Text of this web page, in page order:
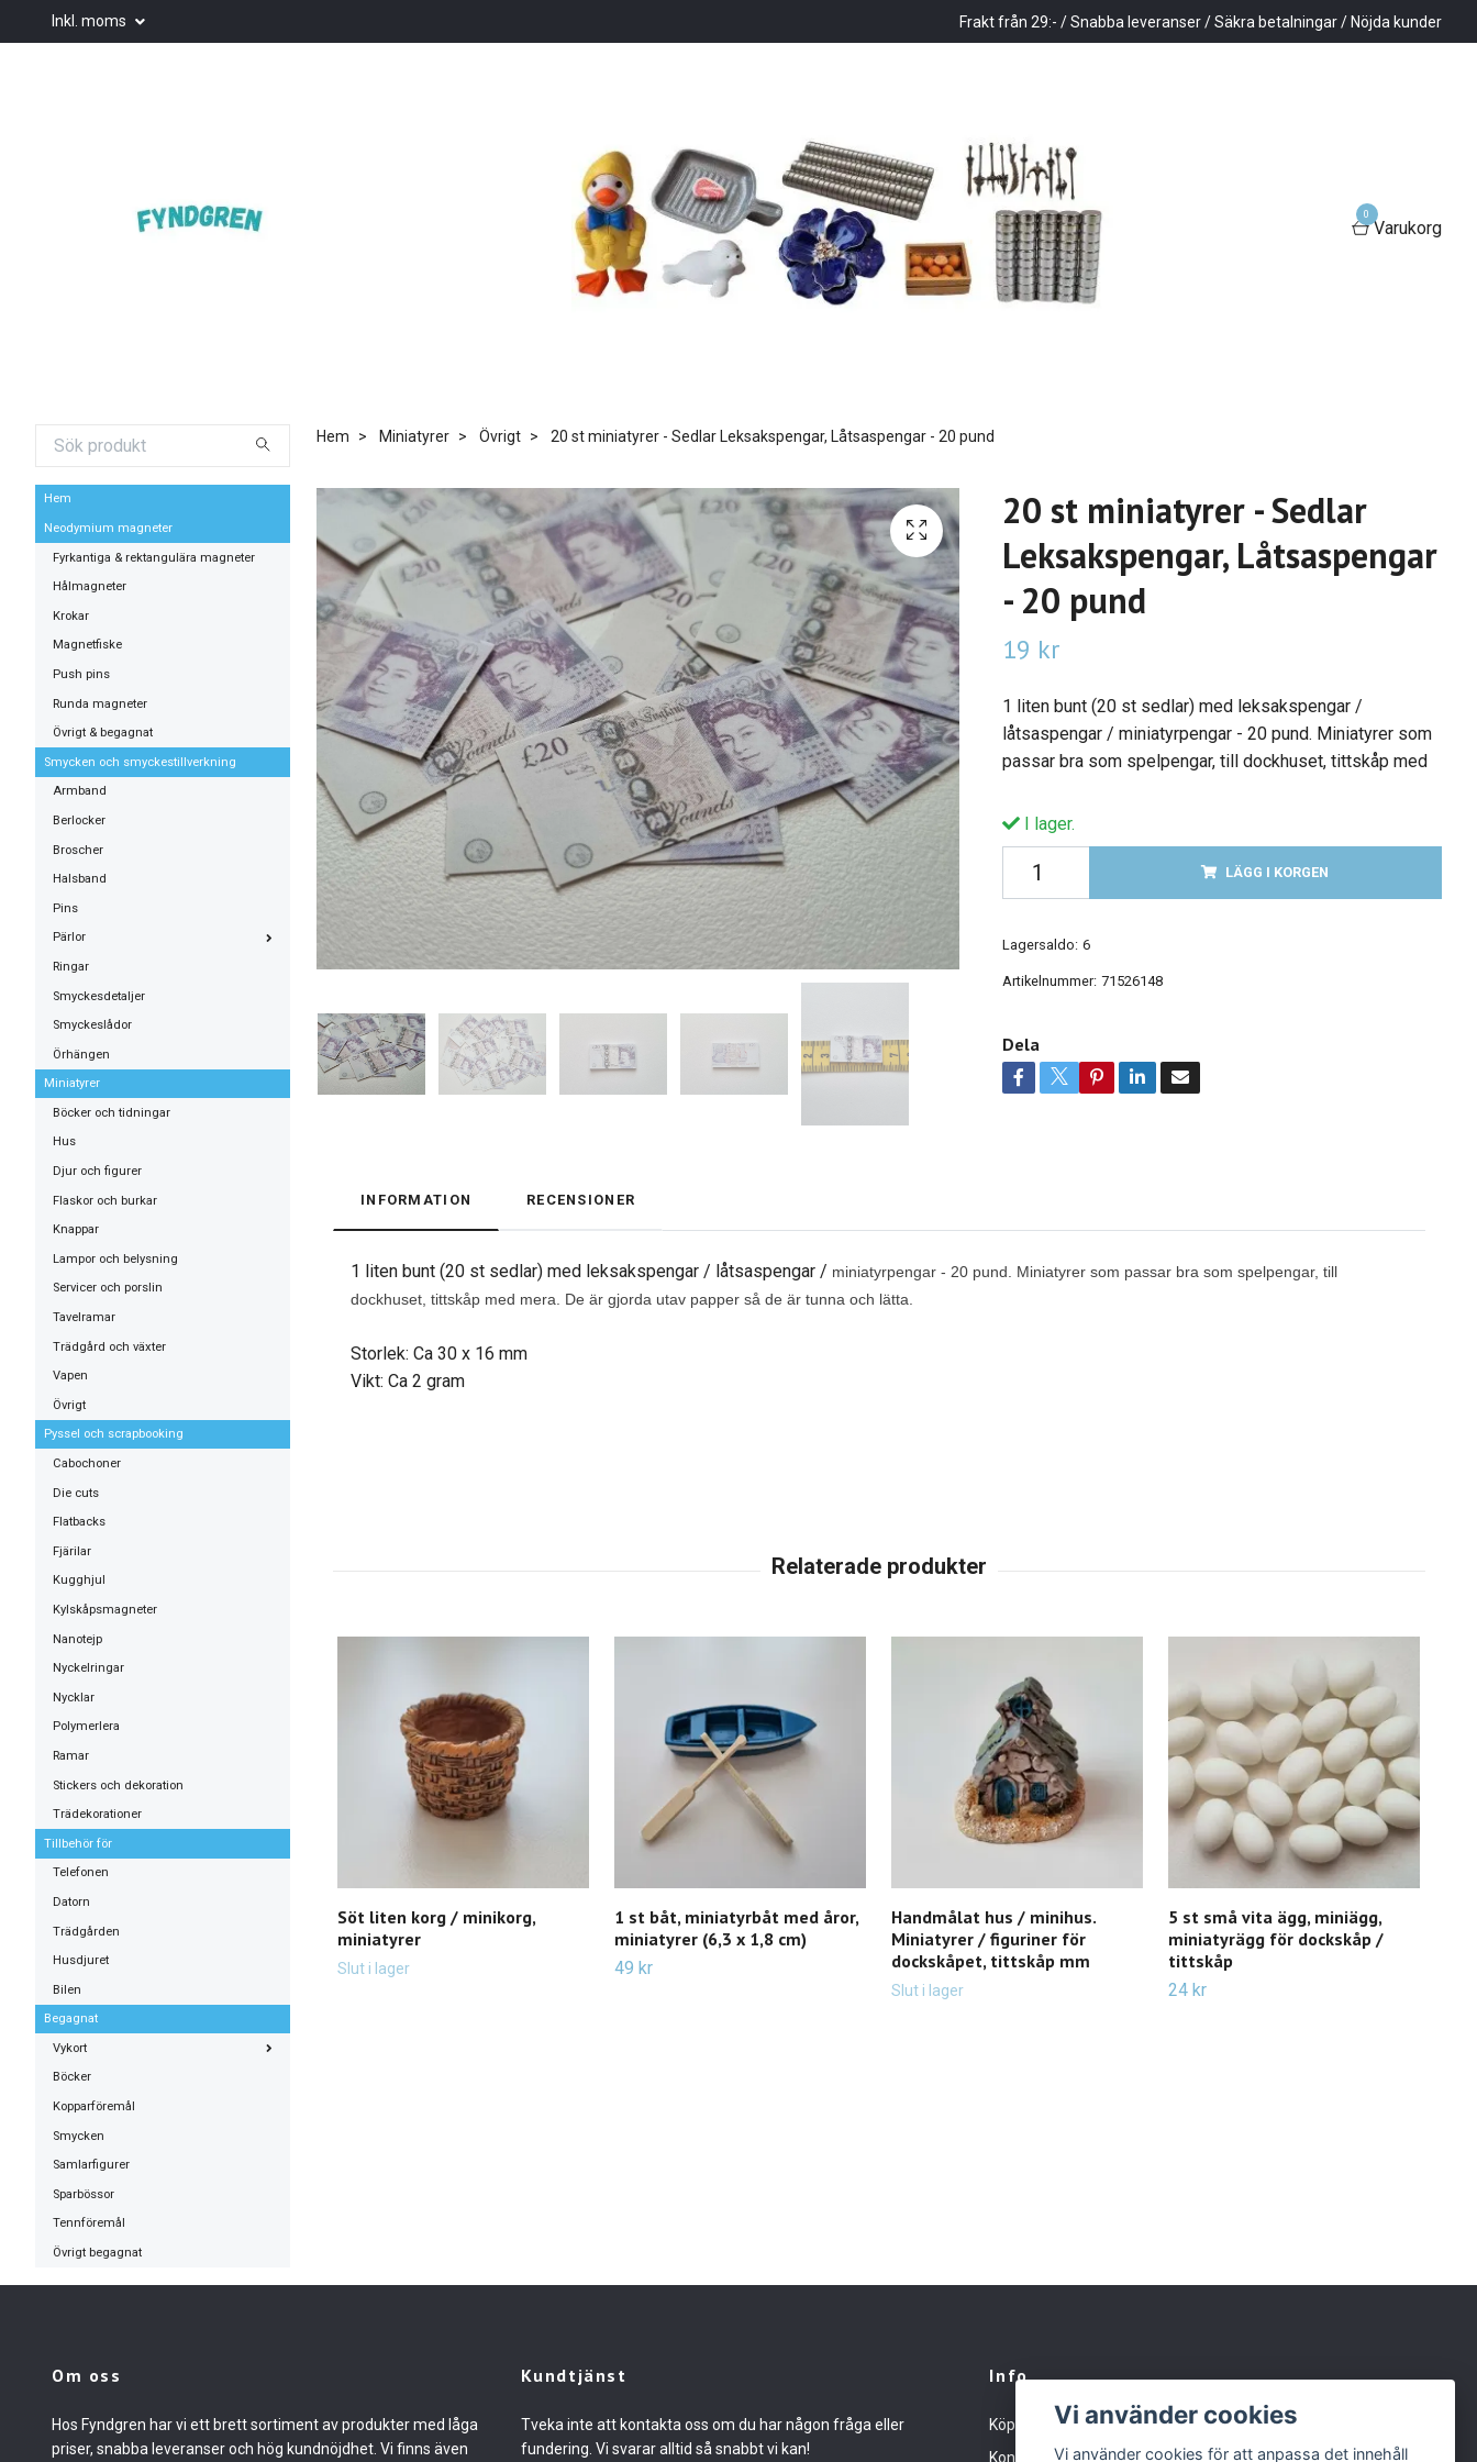
Inkl. moms Frakt från 29:- / Snabba leveranser / Säkra betalningar / Nöjda kunder
0
Varukorg
Hem
Neodymium magneter
Fyrkantiga & rektangulära magneter
Hålmagneter
Krokar
Magnetfiske
Push pins
Runda magneter
Övrigt & begagnat
Smycken och smyckestillverkning
Armband
Berlocker
Broscher
Halsband
Pins
Pärlor
Ringar
Smyckesdetaljer
Smyckeslådor
Örhängen
Miniatyrer
Böcker och tidningar
Hus
Djur och figurer
Flaskor och burkar
Knappar
Lampor och belysning
Servicer och porslin
Tavelramar
Trädgård och växter
Vapen
Övrigt
Pyssel och scrapbooking
Cabochoner
Die cuts
Flatbacks
Fjärilar
Kugghjul
Kylskåpsmagneter
Nanotejp
Nyckelringar
Nycklar
Polymerlera
Ramar
Stickers och dekoration
Trädekorationer
Tillbehör för
Telefonen
Datorn
Trädgården
Husdjuret
Bilen
Begagnat
Vykort
Böcker
Kopparföremål
Smycken
Samlarfigurer
Sparbössor
Tennföremål
Övrigt begagnat
Hem Miniatyrer Övrigt 20 st miniatyrer - Sedlar Leksakspengar, Låtsaspengar - 20 pund
20 st miniatyrer - Sedlar
Leksakspengar, Låtsaspengar
- 20 pund
19 kr
1 liten bunt (20 st sedlar) med leksakspengar /
låtsaspengar / miniatyrpengar - 20 pund. Miniatyrer som
passar bra som spelpengar, till dockhuset, tittskåp med
I lager.
LÄGG I KORGEN
Lagersaldo: 6
Artikelnummer: 71526148
Dela
INFORMATION RECENSIONER
1 liten bunt (20 st sedlar) med leksakspengar / låtsaspengar / miniatyrpengar - 20 pund. Miniatyrer som passar bra som spelpengar, till
dockhuset, tittskåp med mera. De är gjorda utav papper så de är tunna och lätta.
Storlek: Ca 30 x 16 mm
Vikt: Ca 2 gram
Söt liten korg / minikorg,
miniatyrer
Slut i lager
1 st båt, miniatyrbåt med åror,
miniatyrer (6,3 x 1,8 cm)
49 kr
Handmålat hus / minihus.
Miniatyrer / figuriner för
dockskåpet, tittskåp mm
Slut i lager
5 st små vita ägg, miniägg,
miniatyrägg för dockskåp /
tittskåp
24 kr
Om oss
Hos Fyndgren har vi ett brett sortiment av produkter med låga
priser, snabba leveranser och hög kundnöjdhet. Vi finns även
Kundtjänst
Tveka inte att kontakta oss om du har någon fråga eller
fundering. Vi svarar alltid så snabbt vi kan!
Info
Köpvillkor
Kontakt
Vi använder cookies
Vi använder cookies för att anpassa det innehåll